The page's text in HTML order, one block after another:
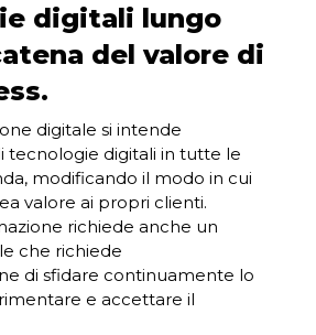
digitali lungo
del valore di
digitale si intende
tecnologie digitali in tutte le
modificando il modo in cui
valore ai propri clienti.
richiede anche un
che richiede
di sfidare continuamente lo
e accettare il